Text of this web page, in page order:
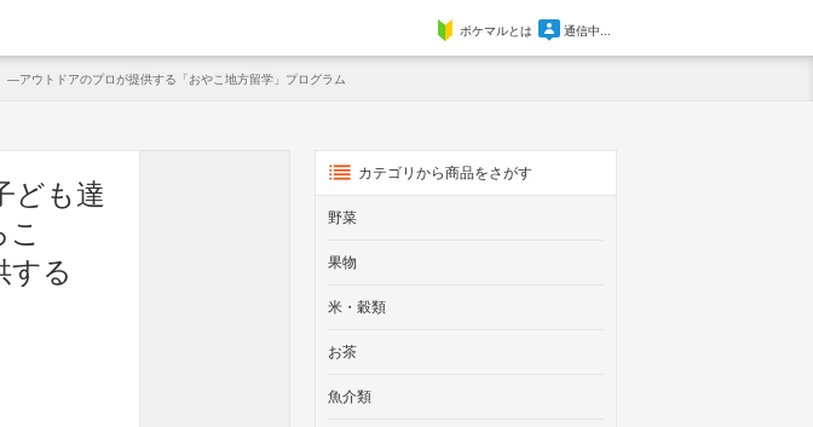
ポケマルとは 通信中...
—アウトドアのプロが提供する「おやこ地方留学」プログラム
ども達
する
カテゴリから商品をさがす
野菜
果物
米・穀類
お茶
魚介類